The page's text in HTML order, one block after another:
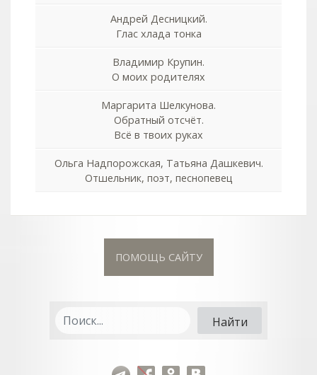
Андрей Десницкий.
Глас хлада тонка
Владимир Крупин.
О моих родителях
Маргарита Шелкунова.
Обратный отсчёт.
Всё в твоих руках
Ольга Надпорожская, Татьяна Дашкевич.
Отшельник, поэт, песнопевец
ПОМОЩЬ САЙТУ